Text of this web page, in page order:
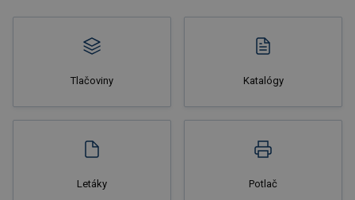
Tlačoviny Katalógy
Letáky Potlač